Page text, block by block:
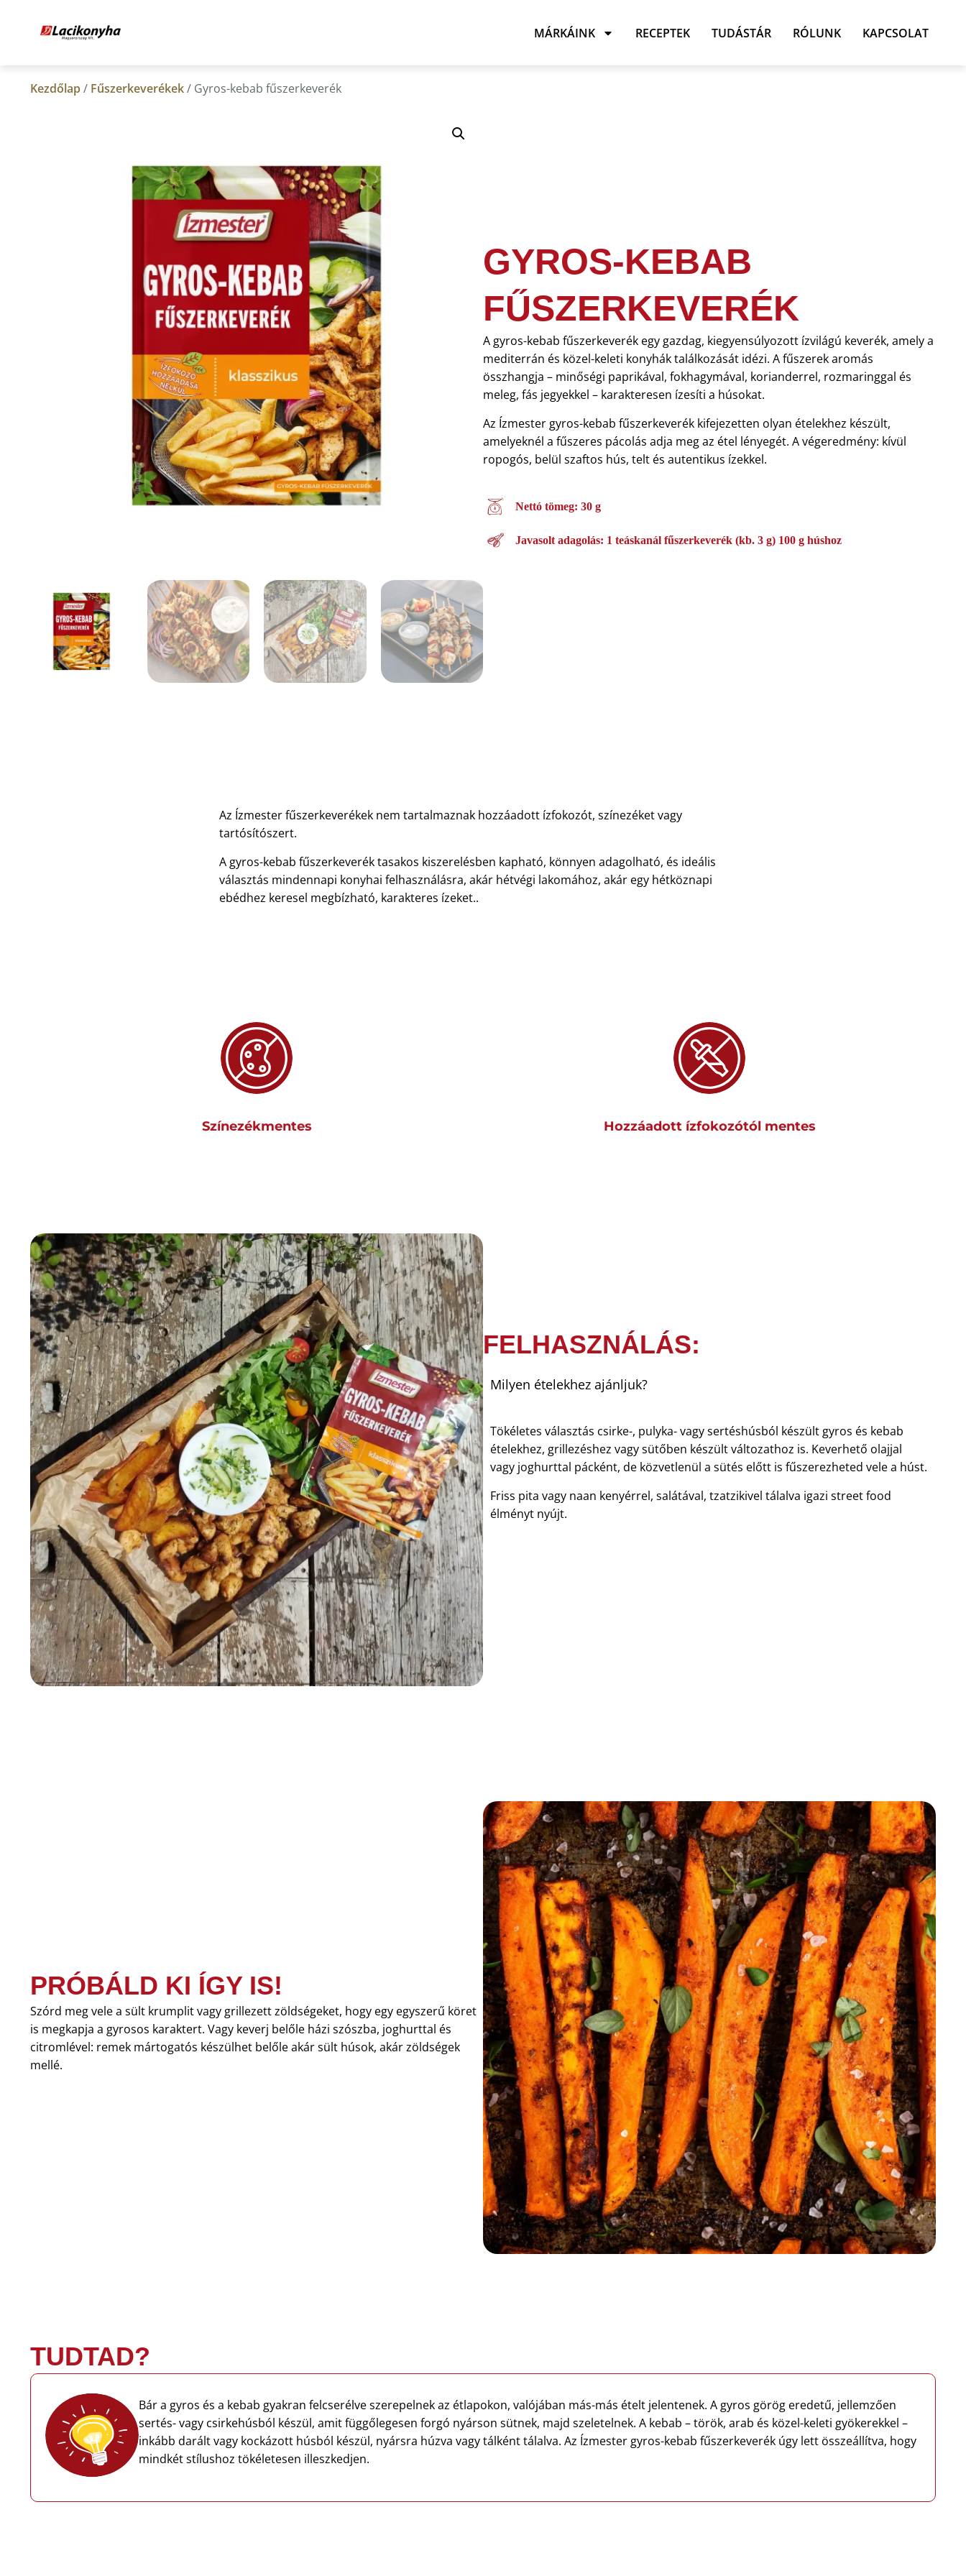
MÁRKÁINK RECEPTEK TUDÁSTÁR RÓLUNK KAPCSOLAT
Kezdőlap/ Fűszerkeverékek/ Gyros-kebab fűszerkeverék
GYROS-KEBAB
FŰSZERKEVERÉK
A gyros-kebab fűszerkeverék egy gazdag, kiegyensúlyozott ízvilágú keverék, amely a
mediterrán és közel-keleti konyhák találkozását idézi. A fűszerek aromás
összhangja – minőségi paprikával, fokhagymával, korianderrel, rozmaringgal és
meleg, fás jegyekkel – karakteresen ízesíti a húsokat.
Az Ízmester gyros-kebab fűszerkeverék kifejezetten olyan ételekhez készült,
amelyeknél a fűszeres pácolás adja meg az étel lényegét. A végeredmény: kívül
ropogós, belül szaftos hús, telt és autentikus ízekkel.
Nettó tömeg: 30 g
Javasolt adagolás: 1 teáskanál fűszerkeverék (kb. 3 g) 100 g húshoz
Az Ízmester fűszerkeverékek nem tartalmaznak hozzáadott ízfokozót, színezéket vagy
tartósítószert.
A gyros-kebab fűszerkeverék tasakos kiszerelésben kapható, könnyen adagolható, és ideális
választás mindennapi konyhai felhasználásra, akár hétvégi lakomához, akár egy hétköznapi
ebédhez keresel megbízható, karakteres ízeket..
Színezékmentes Hozzáadott ízfokozótól mentes
FELHASZNÁLÁS:
Milyen ételekhez ajánljuk?
Tökéletes választás csirke-, pulyka- vagy sertéshúsból készült gyros és kebab
ételekhez, grillezéshez vagy sütőben készült változathoz is. Keverhető olajjal
vagy joghurttal pácként, de közvetlenül a sütés előtt is fűszerezheted vele a húst.
Friss pita vagy naan kenyérrel, salátával, tzatzikivel tálalva igazi street food
élményt nyújt.
PRÓBÁLD KI ÍGY IS!
Szórd meg vele a sült krumplit vagy grillezett zöldségeket, hogy egy egyszerű köret
is megkapja a gyrosos karaktert. Vagy keverj belőle házi szószba, joghurttal és
citromlével: remek mártogatós készülhet belőle akár sült húsok, akár zöldségek
mellé.
TUDTAD?
Bár a gyros és a kebab gyakran felcserélve szerepelnek az étlapokon, valójában más-más ételt jelentenek. A gyros görög eredetű, jellemzően
sertés- vagy csirkehúsból készül, amit függőlegesen forgó nyárson sütnek, majd szeletelnek. A kebab – török, arab és közel-keleti gyökerekkel –
inkább darált vagy kockázott húsból készül, nyársra húzva vagy tálként tálalva. Az Ízmester gyros-kebab fűszerkeverék úgy lett összeállítva, hogy
mindkét stílushoz tökéletesen illeszkedjen.